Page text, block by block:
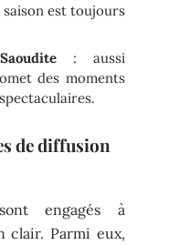
est toujours
: aussi
des moments
de diffusion
engagés à
clair. Parmi eux,